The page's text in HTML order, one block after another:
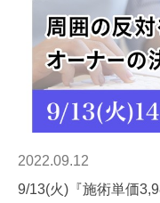
2022.09.12
9/13(火)『施術単価